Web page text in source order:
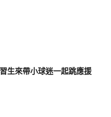
生來帶小球迷一起跳應援